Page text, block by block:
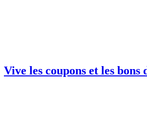
Vive les coupons et les bons